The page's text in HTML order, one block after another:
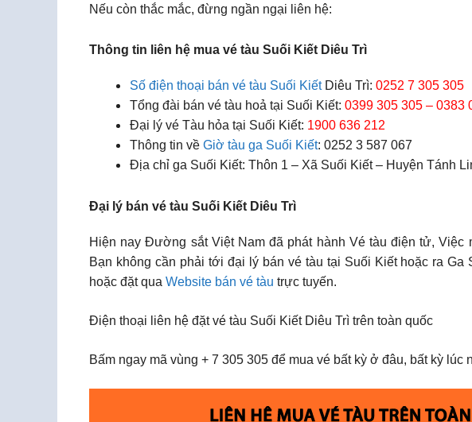
Nếu còn thắc mắc, đừng ngần ngại liên hệ:
Thông tin liên hệ mua vé tàu Suối Kiết Diêu Trì
Số điện thoại bán vé tàu Suối KiếtDiêu Trì: 0252 7 305 305
Tổng đài bán vé tàu hoả tại Suối Kiết: 0399 305 305 – 0383
Đại lý vé Tàu hỏa tại Suối Kiết: 1900 636 212
Thông tin về Giờ tàu ga Suối Kiết: 0252 3 587 067
Địa chỉ ga Suối Kiết: Thôn 1 – Xã Suối Kiết – Huyện Tánh
Đại lý bán vé tàu Suối Kiết Diêu Trì
Hiện nay Đường sắt Việt Nam đã phát hành Vé tàu điện tử, Việc
Bạn không cần phải tới đại lý bán vé tàu tại Suối Kiết hoặc ra
hoặc đặt qua Website bán vé tàu trực tuyến.
Điện thoại liên hệ đặt vé tàu Suối Kiết Diêu Trì trên toàn quốc
Bấm ngay mã vùng + 7 305 305 để mua vé bất kỳ ở đâu, bất kỳ lúc